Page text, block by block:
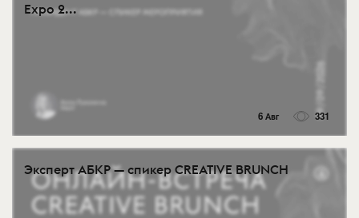
Expo 2...
6 Авг 331
Эксперт АБКР — спикер CREATIVE BRUNCH